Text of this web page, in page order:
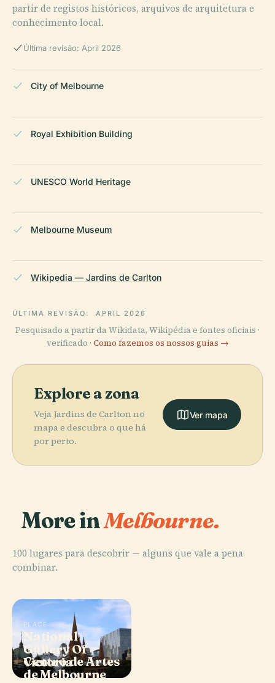
partir de registos históricos, arquivos de arquitetura e
conhecimento local.
Última revisão: April 2026
City of Melbourne
Royal Exhibition Building
UNESCO World Heritage
Melbourne Museum
Wikipedia — Jardins de Carlton
ÚLTIMA REVISÃO: APRIL 2026
Pesquisado a partir da Wikidata, Wikipédia e fontes oficiais ·
verificado · Como fazemos os nossos guias →
Explore a zona
Veja Jardins de Carlton no
mapa e descubra o que há
por perto.
Ver mapa
More inMelbourne.
100 lugares para descobrir — alguns que vale a pena
combinar.
PLACE
National
Gallery Of
Victoria
PLACE
Centro de Artes
de Melbourne